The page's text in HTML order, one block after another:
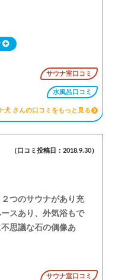
ーサウナの２種類🎶
キレの良い温度💞
の動線最高⤴️
シャワー🌟
ない施設です✨
ブースト掛かってるの
サウナ室口コミ
水風呂口コミ
犬 さんの口コミをもっと見る
（口コミ投稿日：2018.9.30）
つのサウナがあり充
スあり、外気浴もで
思議な石の偶像あ
サウナ室口コミ